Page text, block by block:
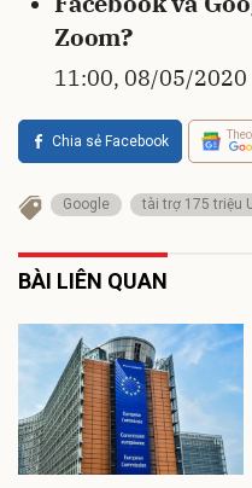
Zoom?
11:00, 08/05/2020
Chia sẻ Facebook
Google tài trợ 175 triệu
BÀI LIÊN QUAN